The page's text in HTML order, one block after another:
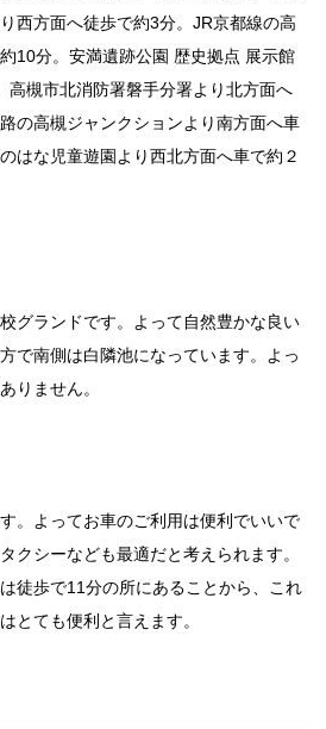
西方面へ徒歩で約3分。JR京都線の高
10分。安満遺跡公園 歴史拠点 展示館
高槻市北消防署磐手分署より北方面へ
の高槻ジャンクションより南方面へ車
はな児童遊園より西北方面へ車で約２
グランドです。よって自然豊かな良い
で南側は白隣池になっています。よっ
りません。
。よってお車のご利用は便利でいいで
クシーなども最適だと考えられます。
徒歩で11分の所にあることから、これ
とても便利と言えます。